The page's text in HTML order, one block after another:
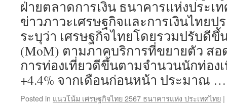
ฝ่ายตลาดการเงิน ธนาคารแห่งประเ
ข่าวภาวะเศรษฐกิจและการเงินไทยป
ระบุว่า เศรษฐกิจไทยโดยรวมปรับดีขึ้
(MoM) ตามภาคบริการที่ขยายตัว ส
การท่องเที่ยวดีขึ้นตามจำนวนนักท่อง
+4.4% จากเดือนก่อนหน้า ประมาณ
Posted in แนวโน้ม เศรษฐกิจไทย 2567 ธนาคารแห่ง ประเทศไทย |